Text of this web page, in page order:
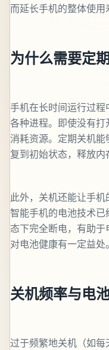
而延长手机的整体使用
为什么需要定
手机在长时间运行过
各种进程。即使没有
消耗资源。定期关机
复到初始状态，释放内
此外，关机还能让手
智能手机的电池技术
态下完全断电，有助于
对电池健康有一定益处。
关机频率与电
过于频繁地关机（如